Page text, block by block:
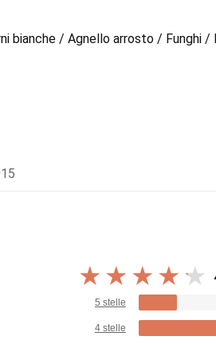
bianche / Agnello arrosto / Funghi
5 stelle
4 stelle